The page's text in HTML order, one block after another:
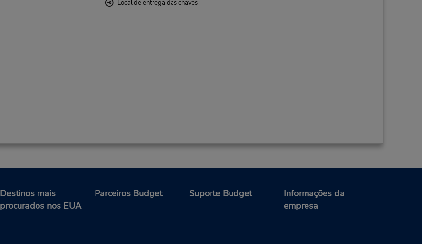
Local de entrega das chaves
Destinos mais
procurados nos EUA
Parceiros Budget Suporte Budget
Informações da
empresa